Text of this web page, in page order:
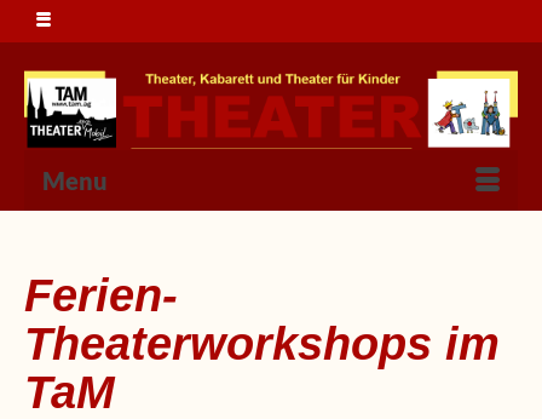
Menu
Ferien-
Theaterworkshops im
TaM